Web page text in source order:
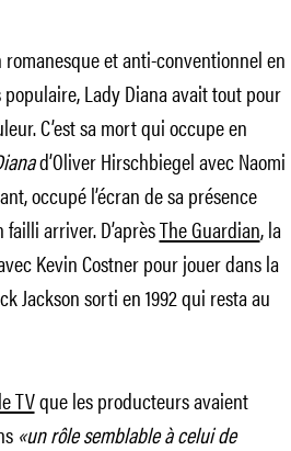
et anti-conventionnel en
Lady Diana avait tout pour
C’est sa mort qui occupe en
d’Oliver Hirschbiegel avec Naomi
occupé l’écran de sa présence
arriver. D’aprèsThe Guardian, la
Kevin Costner pour jouer dans la
Jackson sorti en 1992 qui resta au
TVque les producteurs avaient
«un rôle semblable à celui de